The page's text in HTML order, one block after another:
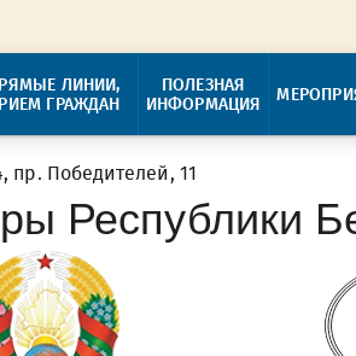
ЛИНИИ,
ГРАЖДАН
ПОЛЕЗНАЯ
ИНФОРМАЦИЯ
пр. Победителей, 11
Республики